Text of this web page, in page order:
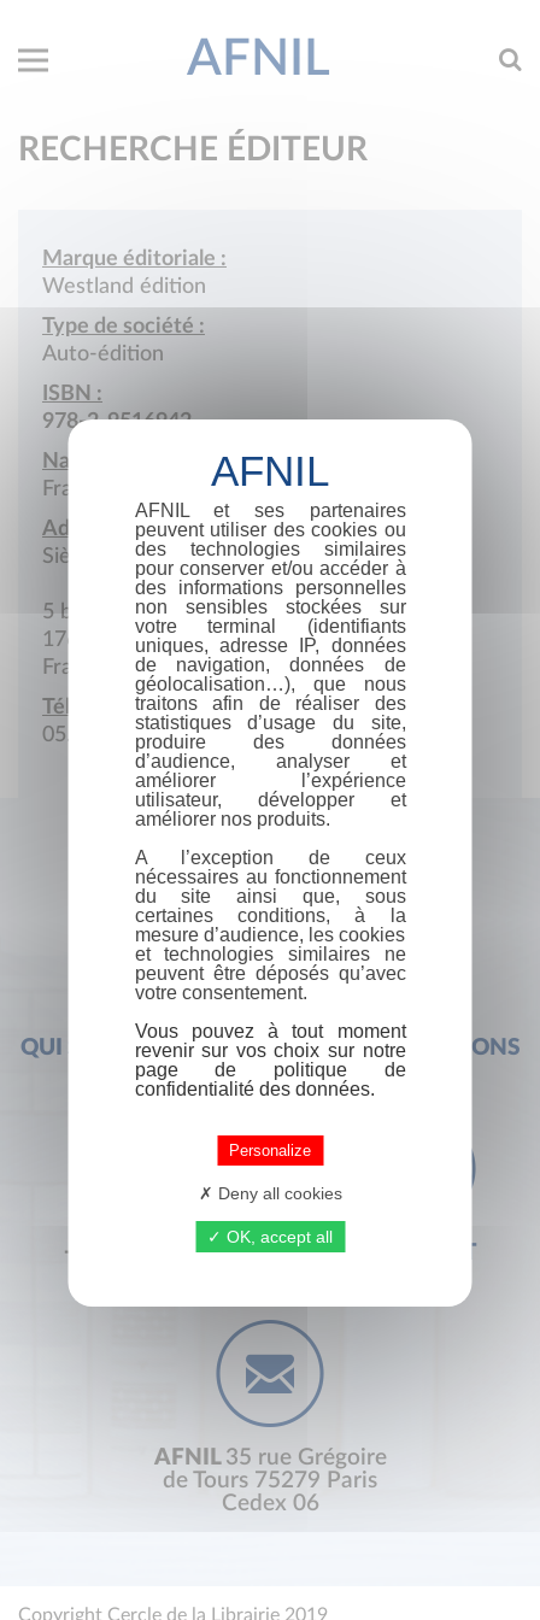
AFNIL
RECHERCHE ÉDITEUR
Marque éditoriale :
Westland édition
Type de société :
Auto-édition
ISBN :
978-2-9516942
Nationalité :
France
Adresse :
Siège social
5 bis Rue de la Motte
17670 La Couarde-sur-Mer
France
Téléphone :
05.46.29.07.70
QUI SOMMES-NOUS ?FOIRE AUX QUESTIONS
+33 (0) 1 44 41 29 19 CONTACT
AFNIL 35 rue Grégoire
de Tours 75279 Paris
Cedex 06
Copyright Cercle de la Librairie 2019
AFNIL et ses partenaires
peuvent utiliser des cookies ou
des technologies similaires
pour conserver et/ou accéder à
des informations personnelles
non sensibles stockées sur
votre terminal (identifiants
uniques, adresse IP, données
de navigation, données de
géolocalisation…), que nous
traitons afin de réaliser des
statistiques d’usage du site,
produire des données
d’audience, analyser et
améliorer l’expérience
utilisateur, développer et
améliorer nos produits.
A l’exception de ceux
nécessaires au fonctionnement
du site ainsi que, sous
certaines conditions, à la
mesure d’audience, les cookies
et technologies similaires ne
peuvent être déposés qu’avec
votre consentement.
Vous pouvez à tout moment
revenir sur vos choix sur notre
page de politique de
confidentialité des données.
Personalize
Deny all cookies
OK, accept all